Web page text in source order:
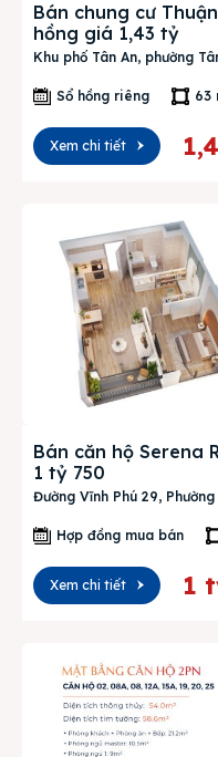
Bán chung cư
hồng giá 1,43 tỷ
Khu phố Tân An, phường
Sổ hồng riêng 63
Xem chi tiết
Bán căn hộ Serena
1 tỷ 750
Đường Vĩnh Phú 29,
Hợp đồng mua bán
Xem chi tiết 1